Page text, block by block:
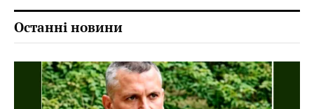
Останні новини